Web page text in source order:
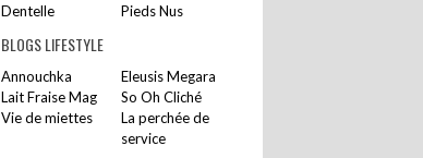
Dentelle
Pieds Nus
BLOGS LIFESTYLE
Annouchka
Eleusis Megara
Lait Fraise Mag
So Oh Cliché
Vie de miettes
La perchée de
service